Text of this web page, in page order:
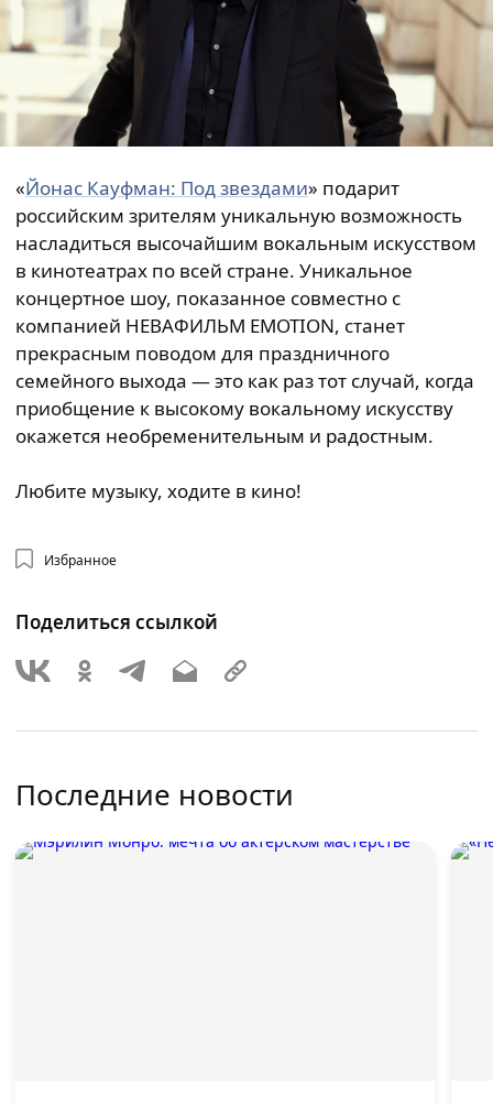
«Йонас Кауфман: Под звездами» подарит
российским зрителям уникальную возможность
насладиться высочайшим вокальным искусством
в кинотеатрах по всей стране. Уникальное
концертное шоу, показанное совместно с
компанией НЕВАФИЛЬМ EMOTION, станет
прекрасным поводом для праздничного
семейного выхода — это как раз тот случай, когда
приобщение к высокому вокальному искусству
окажется необременительным и радостным.
Любите музыку, ходите в кино!
Избранное
Поделиться ссылкой
Последние новости